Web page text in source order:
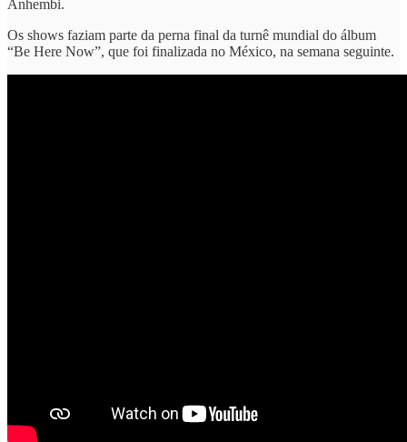
Anhembi.
Os shows faziam parte da perna final da turnê mundial do álbum
“Be Here Now”, que foi finalizada no México, na semana seguinte.